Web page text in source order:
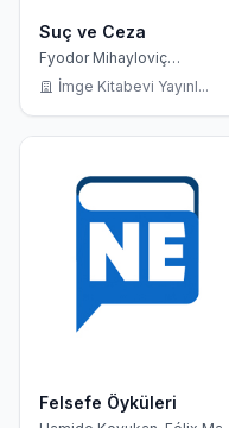
Suç ve Ceza
Fyodor Mihayloviç
Dostoyevski, Nesrin
Altınova
İmge Kitabevi Yayınl...
Felsefe Öyküleri